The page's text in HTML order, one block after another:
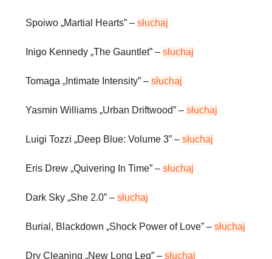
Spoiwo „Martial Hearts” –słuchaj
Inigo Kennedy „The Gauntlet” –słuchaj
Tomaga „Intimate Intensity” –słuchaj
Yasmin Williams „Urban Driftwood” –słuchaj
Luigi Tozzi „Deep Blue: Volume 3” –słuchaj
Eris Drew „Quivering In Time” –słuchaj
Dark Sky „She 2.0” –słuchaj
Burial, Blackdown „Shock Power of Love” –słuchaj
Dry Cleaning „New Long Leg” –słuchaj